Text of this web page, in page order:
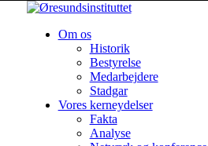
Om os
Historik
Bestyrelse
Medarbejdere
Stadgar
Vores kerneydelser
Fakta
Analyse